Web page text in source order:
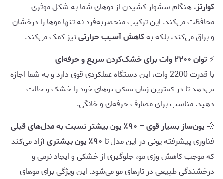
کوارتز، هنگام سشوار کشیدن از موهای شما به شکل موثری
محافظت می‌کند. این ترکیب منحصربه‌فرد نه تنها موها را درخشان
و براق می‌کند، بلکه بهکاهش آسیب حرارتینیز کمک می‌کند.
⚡ توان ۲۲۰۰ وات برای خشک‌کردن سریع و حرفه‌ای
با قدرت 2200 وات، این دستگاه عملکردی قوی دارد و به شما اجازه
می‌دهد تا در کمترین زمان ممکن موهای خود را خشک و حالت
دهید. مناسب برای مصارف حرفه‌ای و خانگی.
💨یون‌ساز بسیار قوی – ۹۰٪ یون بیشتر نسبت به مدل‌های قبلی
فناوری پیشرفته یونی در این مدل تا ۹۰٪ یون بیشتری
آزاد می‌کند
که موجب کاهش وزی مو، جلوگیری از خشکی و ایجاد نرمی و
درخشندگی طبیعی در تارهای مو می‌شود. این ویژگی برای موهای